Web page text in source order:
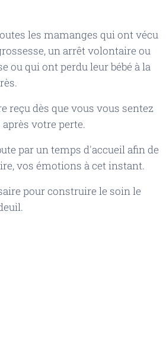
les mamanges qui ont vécu
un arrêt volontaire ou
ou qui ont perdu leur bébé à la
reçu dès que vous vous sentez
votre perte.
par un temps d'accueil afin de
vos émotions à cet instant.
pour construire le soin le